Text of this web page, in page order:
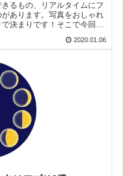
るもの、リアルタイムにフ
あります。写真をおしゃれ
決まりです！そこで今回は
2020.01.06